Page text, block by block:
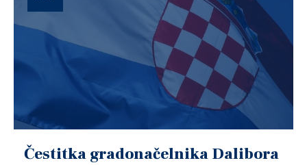
Čestitka gradonačelnika Dalibora